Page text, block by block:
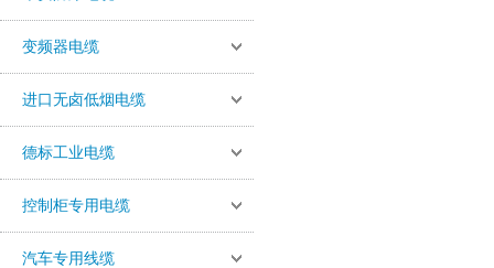
变频器电缆
进口无卤低烟电缆
德标工业电缆
控制柜专用电缆
汽车专用线缆